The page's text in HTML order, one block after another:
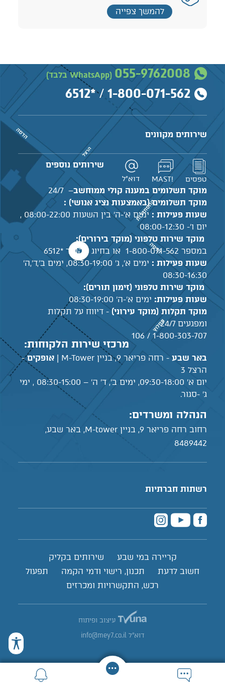
להמשך צפייה
055-9762008 (WhatsApp בלבד)
1-800-071-562
/
*6512
שירותים מקוונים
טפסים !MAST דוא"ל
שירותים נוספים
מוקד תשלומים במענה קולי ממוחשב– 24/7
מוקד תשלומים (באמצעות נציג אנושי) :
שעות פעילות :
ימים א'-ה' בין השעות 08:00-22:00 ,
יום ו'- 08:00-12:30
מוקד שירות טלפוני (מוקד בירורים):
במספר 1-800-071-562 או בחיוג מקוצר *6512
שעות פעילות :
ימים א', ג' 08:30-19:00, ימים ב',ד',ה'
08:30-16:30
מוקד שירות טלפוני (זימון תורים):
שעות פעילות: ימים א'-ה' 08:30-19:00
מוקד תקלות (מוקד עירוני)- דיווח על תקלות
ומפגעים 24/7
1-800-303-707 / 106
מרכזי שירות הלקוחות:
באר שבע - רחה פריאר 9, בניין M-Tower | אופקים-
הרצל 3
יום א' 09:30-18:00, ימים ב', ד' ה' – 08:30-15:00 , ימי
ג' -סגור.
הנהלה ומשרדים:
רחוב רחה פריאר 9, בניין M-tower, באר שבע,
8489442
רשתות חברתיות
קריירה במי שבע
שירותים בקליק
חשוב לדעת
תכנון, רישוי ודמי הקמה
תפעול
רכש, התקשרויות ומכרזים
עיצוב ופיתוח
דוא"ל info@mey7.co.il